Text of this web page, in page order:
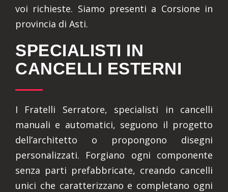
voi richieste. Siamo presenti a Corsione in
provincia di Asti.
SPECIALISTI IN
CANCELLI ESTERNI
I Fratelli Serratore, specialisti in cancelli
manuali e automatici, seguono il progetto
dell’architetto o propongono disegni
personalizzati. Forgiano ogni componente
senza parti prefabbricate, creando cancelli
unici che caratterizzano e completano ogni